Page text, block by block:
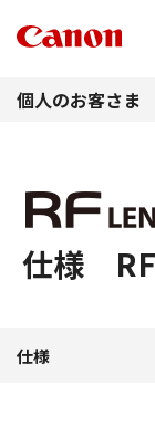
個人のお客さま
仕様
仕様